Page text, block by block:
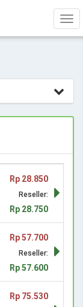
Rp 28.850
Reseller:
Rp 28.750
Rp 57.700
Reseller:
Rp 57.600
Rp 75.530